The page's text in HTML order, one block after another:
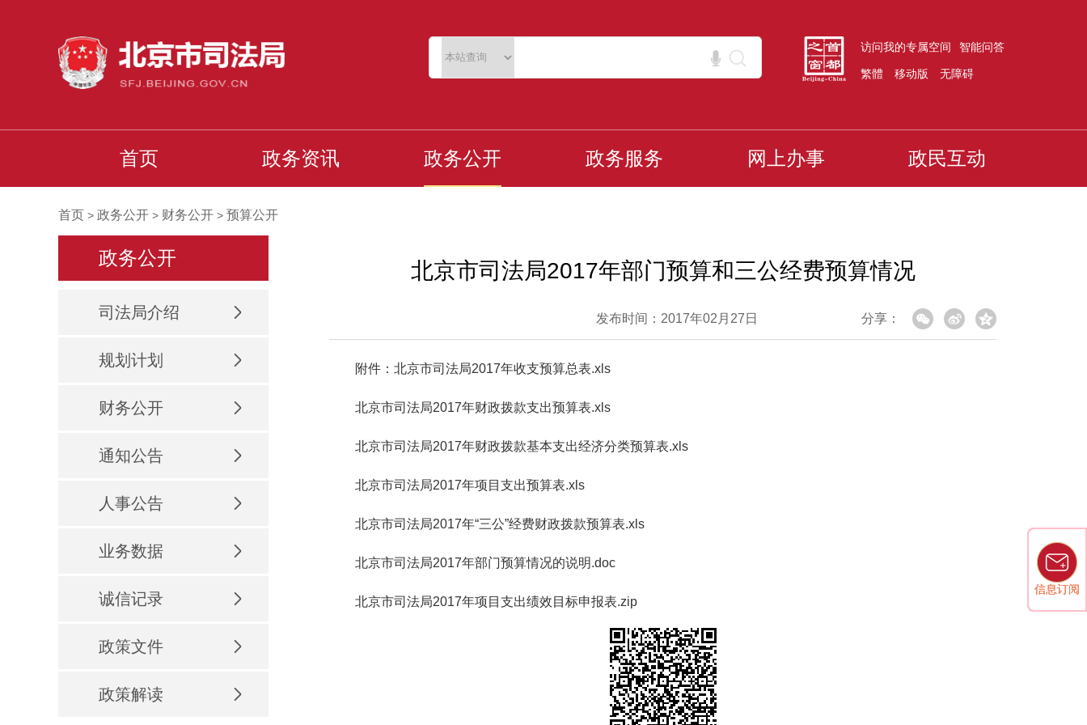
访问我的专属空间 智能问答
繁體 移动版 无障碍
首页 政务资讯 政务公开 政务服务 网上办事 政民互动
信息订阅
信息订阅
首页 > 政务公开 > 财务公开 > 预算公开
政务公开
司法局介绍
规划计划
财务公开
通知公告
人事公告
业务数据
诚信记录
政策文件
政策解读
北京市司法局2017年部门预算和三公经费预算情况
发布时间：2017年02月27日 分享：
附件： 北京市司法局2017年收支预算总表.xls
北京市司法局2017年财政拨款支出预算表.xls
北京市司法局2017年财政拨款基本支出经济分类预算表.xls
北京市司法局2017年项目支出预算表.xls
北京市司法局2017年“三公”经费财政拨款预算表.xls
北京市司法局2017年部门预算情况的说明.doc
北京市司法局2017年项目支出绩效目标申报表.zip